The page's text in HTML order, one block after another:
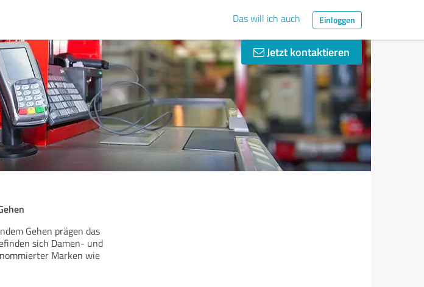
Das will ich auch Einloggen
Jetzt kontaktieren
Gehen prägen das
sich Damen- und
Marken wie